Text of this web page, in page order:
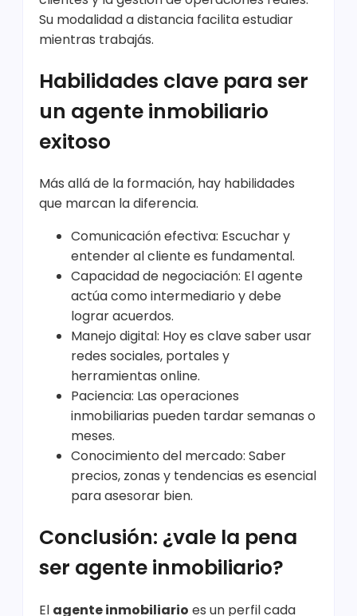
Su modalidad a distancia facilita estudiar
mientras trabajás.
Habilidades clave para ser
un agente inmobiliario
exitoso
Más allá de la formación, hay habilidades
que marcan la diferencia.
Comunicación efectiva: Escuchar y
entender al cliente es fundamental.
Capacidad de negociación: El agente
actúa como intermediario y debe
lograr acuerdos.
Manejo digital: Hoy es clave saber usar
redes sociales, portales y
herramientas online.
Paciencia: Las operaciones
inmobiliarias pueden tardar semanas o
meses.
Conocimiento del mercado: Saber
precios, zonas y tendencias es esencial
para asesorar bien.
Conclusión: ¿vale la pena
ser agente inmobiliario?
El agente inmobiliario es un perfil cada